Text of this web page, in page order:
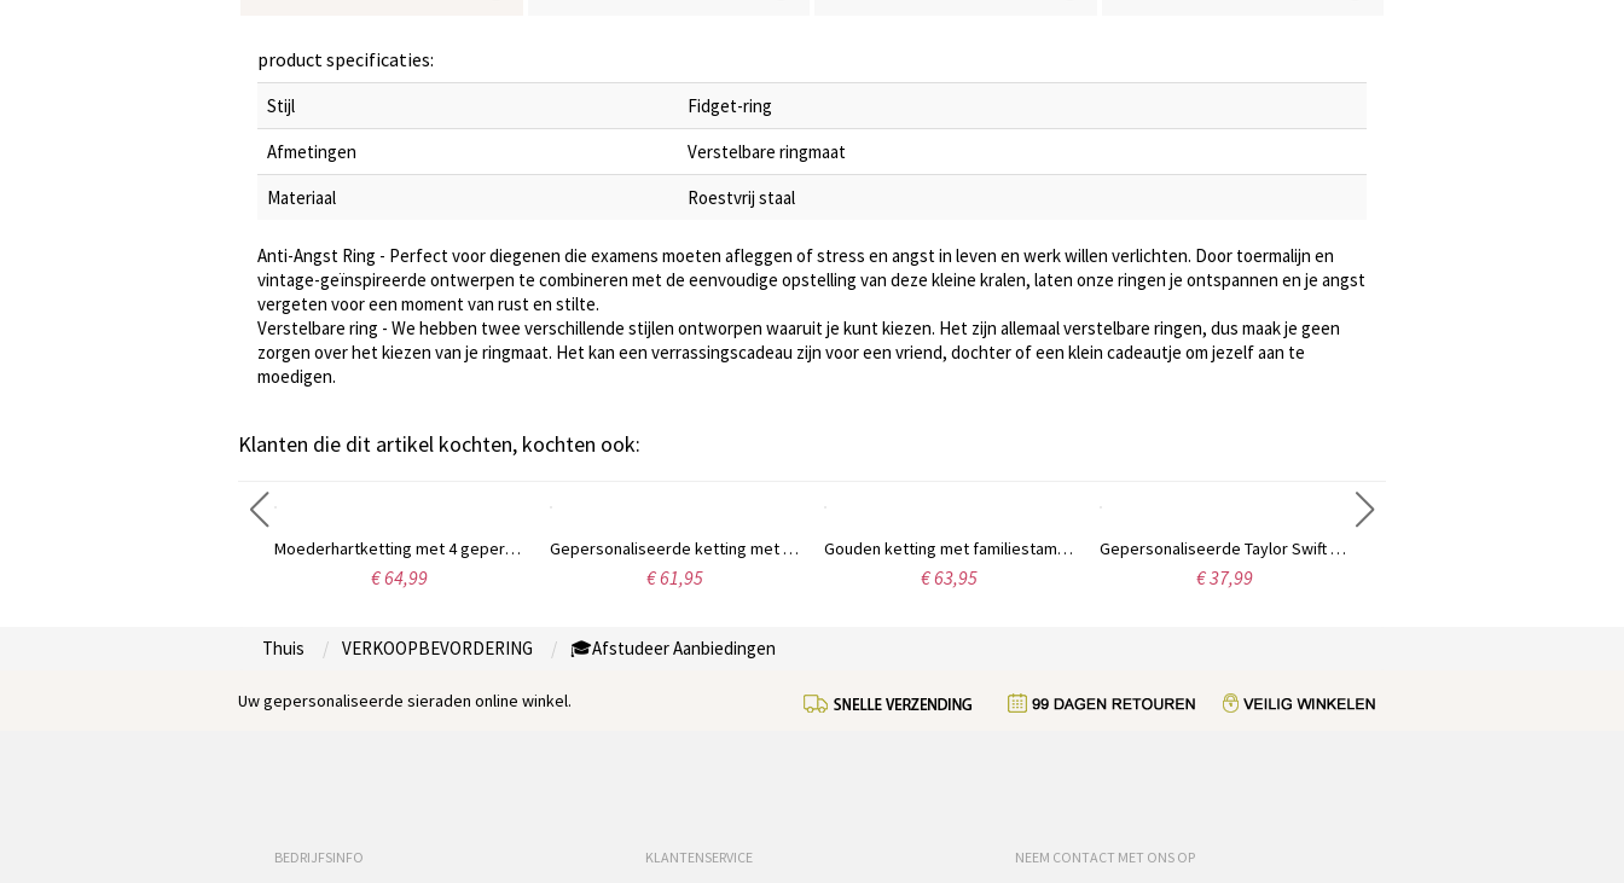
product specificaties:
Stijl
Fidget-ring
Afmetingen
Verstelbare ringmaat
Materiaal
Roestvrij staal
Anti-Angst Ring - Perfect voor diegenen die examens moeten afleggen of stress en angst in leven en werk willen verlichten. Door toermalijn en
vintage-geïnspireerde ontwerpen te combineren met de eenvoudige opstelling van deze kleine kralen, laten onze ringen je ontspannen en je angst
vergeten voor een moment van rust en stilte.
Verstelbare ring - We hebben twee verschillende stijlen ontworpen waaruit je kunt kiezen. Het zijn allemaal verstelbare ringen, dus maak je geen
zorgen over het kiezen van je ringmaat. Het kan een verrassingscadeau zijn voor een vriend, dochter of een klein cadeautje om jezelf aan te
moedigen.
Klanten die dit artikel kochten, kochten ook:
Moederhartketting met 4 gepersonaliseerde geboortestenen en naam
€ 64,99
Gepersonaliseerde ketting met 7 geboortestenen, geïnspireerd op de stamboom van uw familie.
€ 61,95
Gouden ketting met familiestamboom, 7 namen en geboortestenen.
€ 63,95
Gepersonaliseerde Taylor Swift Monogram Ketting Sterling Zilver
€ 37,99
Thuis VERKOOPBEVORDERING 🎓Afstudeer Aanbiedingen
Uw gepersonaliseerde sieraden online winkel.
BEDRIJFSINFO KLANTENSERVICE NEEM CONTACT MET ONS OP